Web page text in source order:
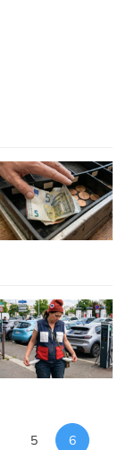
5 6